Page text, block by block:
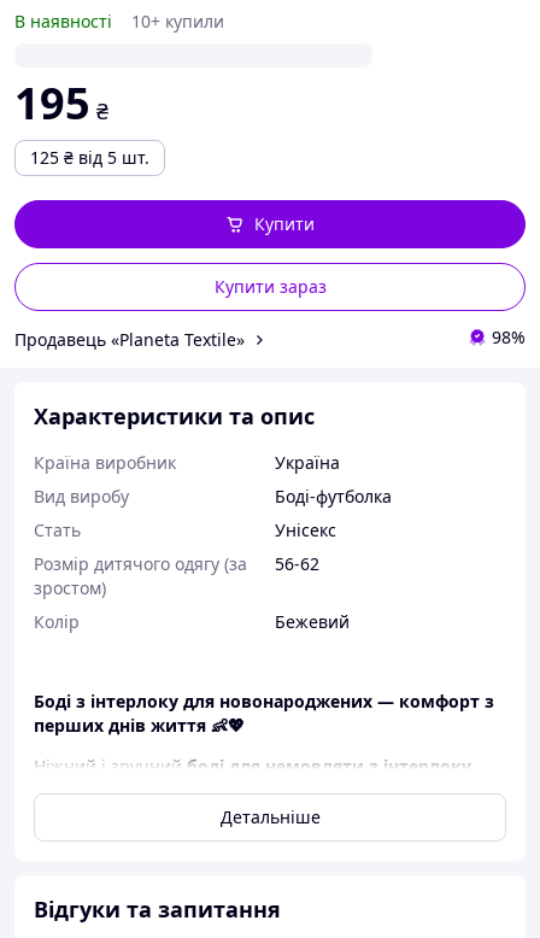
В наявності 10+ купили
195 ₴
125 ₴ від 5 шт.
Купити зараз
Купити
Продавець «Planeta Textile» 98%
Характеристики та опис
Країна виробник
Україна
Вид виробу
Боді-футболка
Стать
Унісекс
Розмір дитячого одягу (за
зростом)
56-62
Колір Бежевий
Боді з інтерлоку для новонароджених — комфорт з
перших днів життя 👶💖
Ніжний і зручний боді для немовляти з інтерлоку
стане незамінним елементом у гардеробі вашої малечі.
Завдяки натуральній тканині, бодік м’який на дотик,
добре тягнеться, забезпечуючи повну свободу рухів.
✨Основні характеристики:
Детальніше
Відгуки та запитання